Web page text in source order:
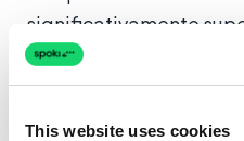
This website uses cookies
significativamente
um caso de alto volume
encomenda ou